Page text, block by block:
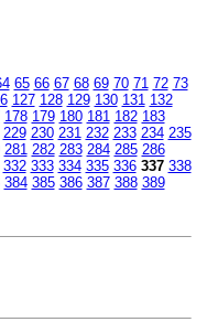
65 66 67 68 69 70 71 72 73
127 128 129 130 131 132
178 179 180 181 182 183
229 230 231 232 233 234 235
281 282 283 284 285 286
332 333 334 335 336 337 338
384 385 386 387 388 389